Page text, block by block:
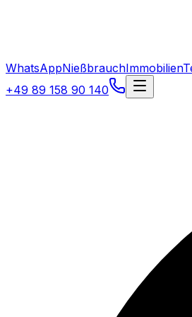
WhatsAppNießbrauchImmobilien
+49 89 158 90 140